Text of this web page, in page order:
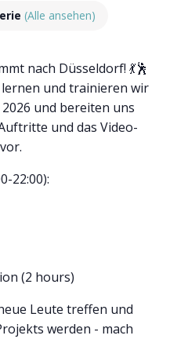
(Alle ansehen)
nach Düsseldorf! 💃🕺
und trainieren wir
und bereiten uns
und das Video-
22:00):
(2 hours)
Leute treffen und
werden - mach